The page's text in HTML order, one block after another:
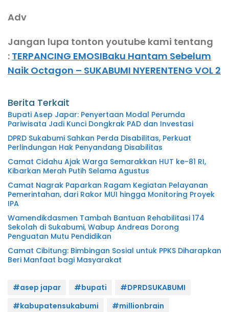
Adv
Jangan lupa tonton youtube kami tentang
: TERPANCING EMOSIBaku Hantam Sebelum
Naik Octagon – SUKABUMI NYERENTENG VOL 2
Berita Terkait
Bupati Asep Japar: Penyertaan Modal Perumda
Pariwisata Jadi Kunci Dongkrak PAD dan Investasi
DPRD Sukabumi Sahkan Perda Disabilitas, Perkuat
Perlindungan Hak Penyandang Disabilitas
Camat Cidahu Ajak Warga Semarakkan HUT ke-81 RI,
Kibarkan Merah Putih Selama Agustus
Camat Nagrak Paparkan Ragam Kegiatan Pelayanan
Pemerintahan, dari Rakor MUI hingga Monitoring Proyek
IPA
Wamendikdasmen Tambah Bantuan Rehabilitasi 174
Sekolah di Sukabumi, Wabup Andreas Dorong
Penguatan Mutu Pendidikan
Camat Cibitung: Bimbingan Sosial untuk PPKS Diharapkan
Beri Manfaat bagi Masyarakat
#asep japar #bupati
#DPRDSUKABUMI
#kabupatensukabumi
#millionbrain